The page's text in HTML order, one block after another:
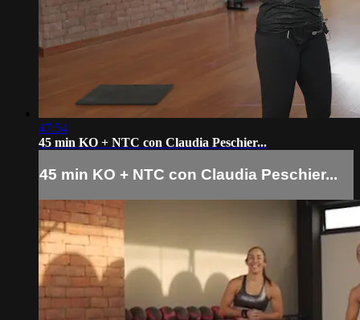
47:54
45 min KO + NTC con Claudia Peschier...
45 min KO + NTC con Claudia Peschier...